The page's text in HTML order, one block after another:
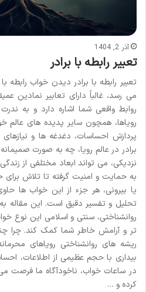
آذر 2, 1404
تعبیر رابطه با برادر
تعبیر رابطه با برادر دیدن خواب رابطه
می رسد، غالباً دارای تعابیر نمادین
روابط واقعی شما اشاره دارد و به
رویاها، همچون سایر پدیده های عالم
پردازش احساسات، دغدغه ها و
برادر در عالم رویا، چه به صورت
نزدیکی، می تواند ابعاد مختلفی از زندگی
به حمایت و امنیت گرفته تا تلاش
یا بیرونی، هر جزء از این خواب ها
تحلیل و تفسیر دقیق است. این مقاله
روانشناختی، سنتی و اسلامی این نوع
تر و آرامش خاطر شما کمک کند. چرا
ریشه های روانشناختی رویاهای
بیداری با حجم عظیمی از اطلاعات،
در ساعات خواب، ناخودآگاه ما فرصت
کرده و …